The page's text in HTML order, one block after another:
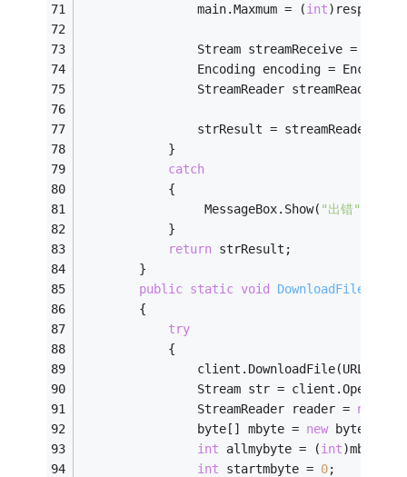
                main.Maxmum = (
int
Stream streamReceive =
Encoding encoding =
                StreamReader streamReader =
strResult =
            }
catch
            {
                 MessageBox.Show(
"出错"
            }
return strResult;
        }
public static void DownloadFile
        {
try
            {
Stream str =
                StreamReader reader =
new
                byte[] mbyte =
new byte[
int allmybyte = (int
int startmbyte = 0;